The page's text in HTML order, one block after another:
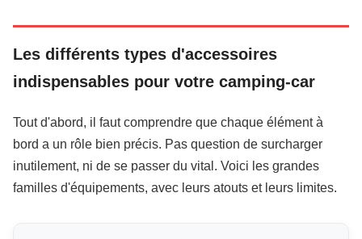
Les différents types d'accessoires
indispensables pour votre camping-car
Tout d'abord, il faut comprendre que chaque élément à
bord a un rôle bien précis. Pas question de surcharger
inutilement, ni de se passer du vital. Voici les grandes
familles d'équipements, avec leurs atouts et leurs limites.